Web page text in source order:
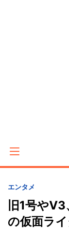
エンタメ
旧1号や
の仮面ラ